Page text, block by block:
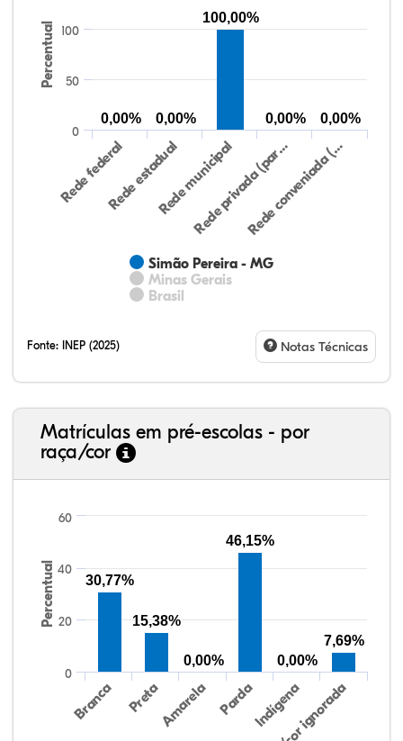
Percentual
Simão Pereira - MG
Minas Gerais
Brasil
Rede federalRede estadualRede municipal
Rede privada (par…Rede conveniada (…
0
50
100
0,00% 0,00%
100,00%
0,00% 0,00%
Fonte: INEP (2025) Notas Técnicas
Matrículas em pré-escolas - por
raça/cor
Percentual
Branca PretaAmarela PardaIndígena
0
20
40
60
30,77%
15,38%
0,00%
46,15%
0,00%
7,69%
41,23%
4,67%
0,08%
49,88%
0,48%
3,66%
38,40%
3,47%
0,13%
50,15%
2,37%
5,48%